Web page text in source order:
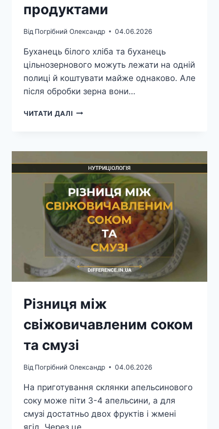
продуктами
Від Погрібний Олександр 04.06.2026
Буханець білого хліба та буханець
цільнозернового можуть лежати на одній
полиці й коштувати майже однаково. Але
після обробки зерна вони…
ЧИТАТИ ДАЛІ РІЗНИЦЯ
РАФІНОВАНИМИ
ПРОДУКТАМИ
Різниця між
свіжовичавленим соком
та смузі
Від Погрібний Олександр 04.06.2026
На приготування склянки апельсинового
соку може піти 3-4 апельсини, а для
смузі достатньо двох фруктів і жмені
ягід. Через це…